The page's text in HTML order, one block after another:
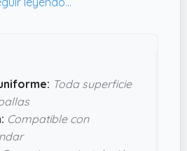
discretito y funcional, y al
problemas.
un radiador más, no
sino también el baño o la
Esto ayuda a evitar
de humedad que suelen
Toda superficie
Compatible con